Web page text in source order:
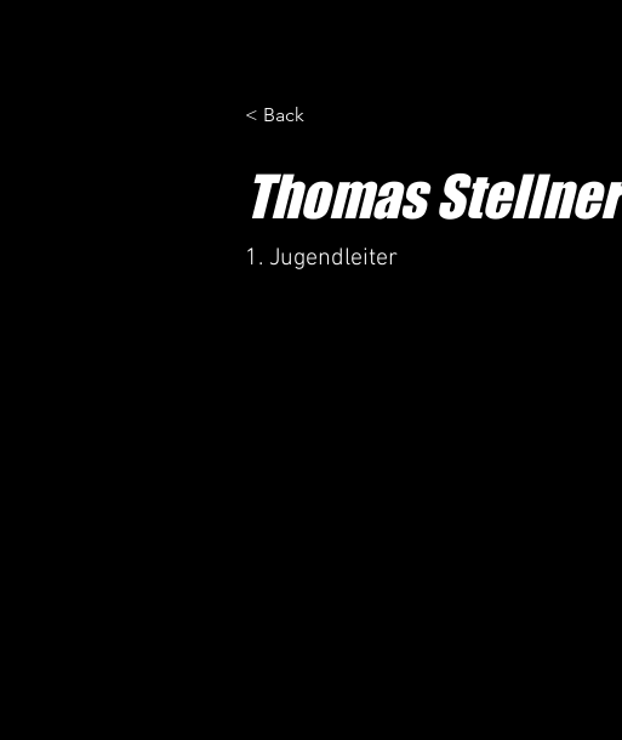
< Back
Thomas Stellner
1. Jugendleiter